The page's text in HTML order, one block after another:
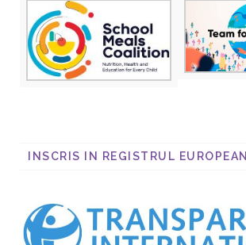
INSCRIS IN REGISTRUL EUROPEAN